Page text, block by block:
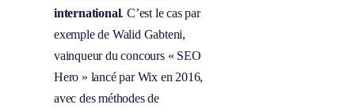
international. C’est le cas par
exemple de Walid Gabteni,
vainqueur du concours « SEO
Hero » lancé par Wix en 2016,
avec des méthodes de